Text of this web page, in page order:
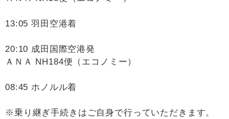
13:05 羽田空港着
20:10 成田国際空港発
ＡＮＡ NH184便（エコノミー）
08:45 ホノルル着
※乗り継ぎ手続きはご自身で行っていただきます。